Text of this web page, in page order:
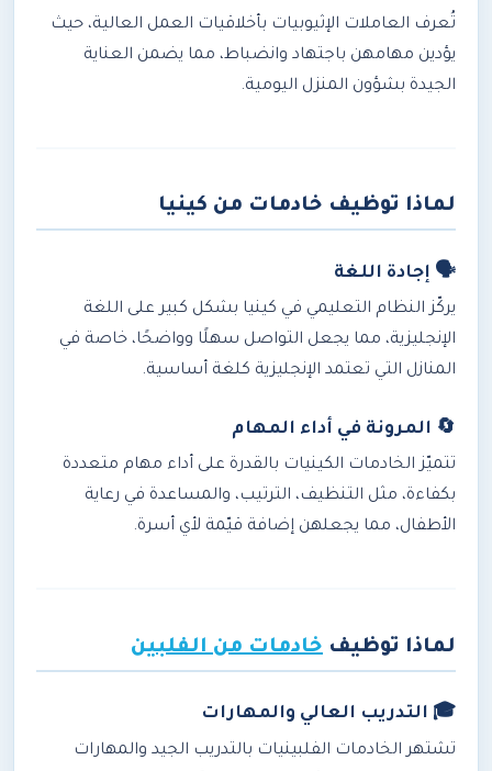
تُعرف العاملات الإثيوبيات بأخلاقيات العمل العالية، حيث
يؤدين مهامهن باجتهاد وانضباط، مما يضمن العناية
الجيدة بشؤون المنزل اليومية.
لماذا توظيف خادمات من كينيا
🗣️ إجادة اللغة
يركّز النظام التعليمي في كينيا بشكل كبير على اللغة
الإنجليزية، مما يجعل التواصل سهلًا وواضحًا، خاصة في
المنازل التي تعتمد الإنجليزية كلغة أساسية.
🔄 المرونة في أداء المهام
تتميّز الخادمات الكينيات بالقدرة على أداء مهام متعددة
بكفاءة، مثل التنظيف، الترتيب، والمساعدة في رعاية
الأطفال، مما يجعلهن إضافة قيّمة لأي أسرة.
لماذا توظيف خادمات من الفلبين
🎓 التدريب العالي والمهارات
تشتهر الخادمات الفلبينيات بالتدريب الجيد والمهارات